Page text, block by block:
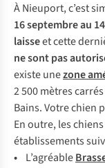
À Nieuport, c’est
16 septembre au
laisseet cette
ne sont pas
existe unezone
2 500 mètres
Bains. Votre chien
En outre, les
établissements
• L’agréable